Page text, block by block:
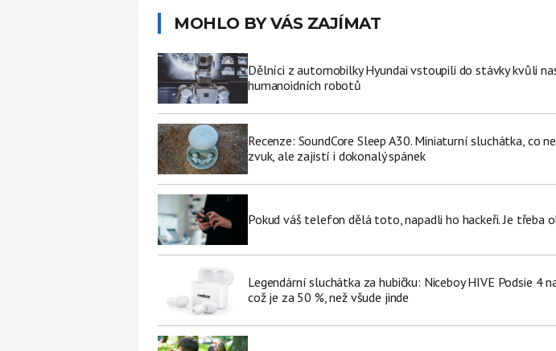
MOHLO BY VÁS ZAJÍMAT
Dělníci z automobilky Hyundai vstoupili do stávky kvůli
humanoidních robotů
Recenze: SoundCore Sleep A30. Miniaturní sluchátka, co
zvuk, ale zajistí i dokonalý spánek
Pokud váš telefon dělá toto, napadli ho hackeři. Je třeba
Legendární sluchátka za hubičku: Niceboy HIVE Podsie 4
což je za 50 %, než všude jinde